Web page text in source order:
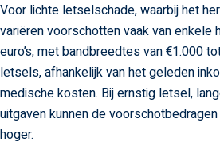
Voor lichte letselschade, waarbij het
variëren voorschotten vaak van enkele
euro’s, met bandbreedtes van €1.000
letsels, afhankelijk van het geleden
medische kosten. Bij ernstig letsel,
uitgaven kunnen de
hoger.